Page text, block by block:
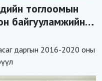
тоглоомын
байгууламжийн
даргын 2016-2020 оны